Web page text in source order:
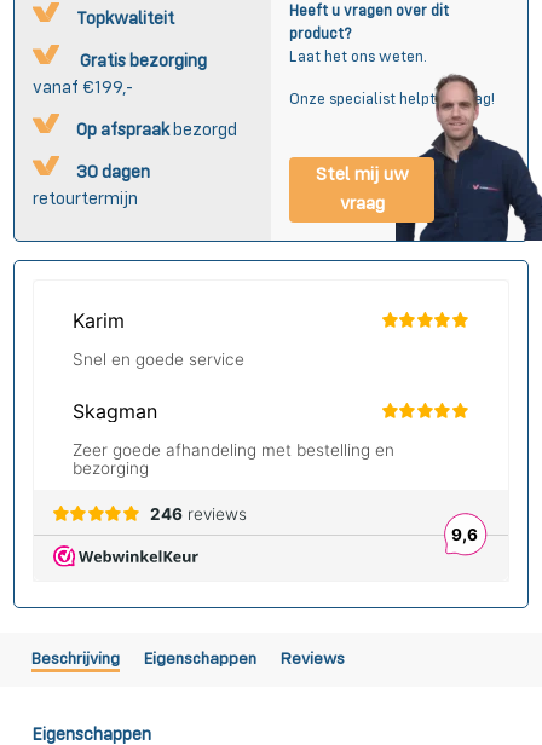
Topkwaliteit
Gratis bezorging
vanaf €199,-
Op afspraak bezorgd
30 dagen
retourtermijn
Heeft u vragen over dit
product?
Laat het ons weten.
Onze specialist helpt u graag!
Stel mij uw
vraag
Beschrijving Eigenschappen Reviews
Eigenschappen